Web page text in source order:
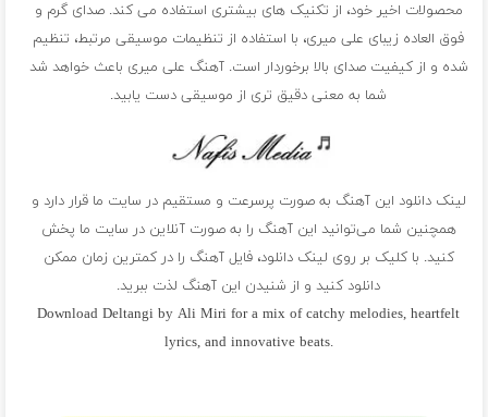
محصولات اخیر خود، از تکنیک های بیشتری استفاده می کند. صدای گرم و
فوق العاده زیبای علی میری، با استفاده از تنظیمات موسیقی مرتبط، تنظیم
شده و از کیفیت صدای بالا برخوردار است. آهنگ علی میری باعث خواهد شد
شما به معنی دقیق تری از موسیقی دست یابید.
لینک دانلود این آهنگ به صورت پرسرعت و مستقیم در سایت ما قرار دارد و
همچنین شما می‌توانید این آهنگ را به صورت آنلاین در سایت ما پخش
کنید. با کلیک بر روی لینک دانلود، فایل آهنگ را در کمترین زمان ممکن
دانلود کنید و از شنیدن این آهنگ لذت ببرید.
Download Deltangi by Ali Miri for a mix of catchy melodies, heartfelt
lyrics, and innovative beats.